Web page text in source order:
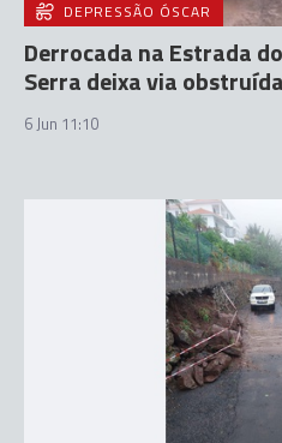
DEPRESSÃO ÓSCAR
Derrocada na Estrada
Serra deixa via obstruída
6 Jun 11:10